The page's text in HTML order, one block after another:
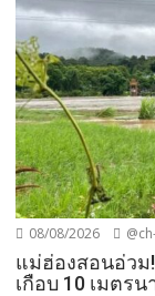
08/08/2026
แม่ฮ่องสอนอ่วม
เกือบ 10 เมตร